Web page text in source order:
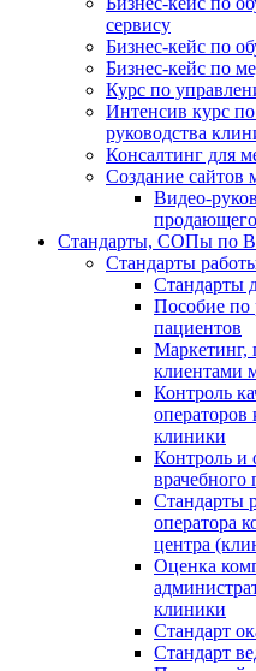
сервису
Бизнес-кейс по
Бизнес-кейс по
Курс по
Интенсив курс
руководства
Консалтинг для
Создание сайтов
Видео-
Стандарты, СОПы по
Стандарты
Стандарты
Пособие по
пациентов
Маркетинг,
клиентами
Контроль
клиники
Контроль и
врачебного
Стандарты
оператора
центра
Оценка
клиники
Стандарт
Стандарт